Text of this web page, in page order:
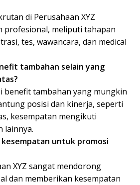
di Perusahaan XYZ
profesional, meliputi tahapan
tes, wawancara, dan medical
tambahan selain yang
benefit tambahan yang mungkin
posisi dan kinerja, seperti
kesempatan mengikuti
lainnya.
kesempatan untuk promosi
XYZ sangat mendorong
dan memberikan kesempatan